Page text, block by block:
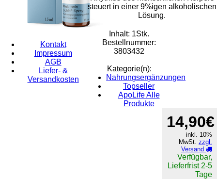
steuert in einer 9%igen alkoholischen
Lösung.
Inhalt: 1Stk.
Bestellnummer:
3803432
Kategorie(n):
Nahrungsergänzungen
Topseller
ApoLife Alle
Produkte
14,90€
inkl. 10%
MwSt. zzgl.
Versand
Verfügbar,
Lieferfrist 2-5
Tage
Kontakt
Impressum
AGB
Liefer- &
Versandkosten